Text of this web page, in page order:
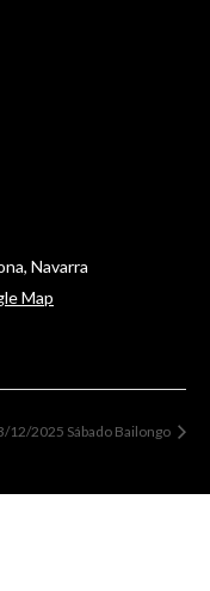
Navarra
Map
12/2025 Sábado Bailongo